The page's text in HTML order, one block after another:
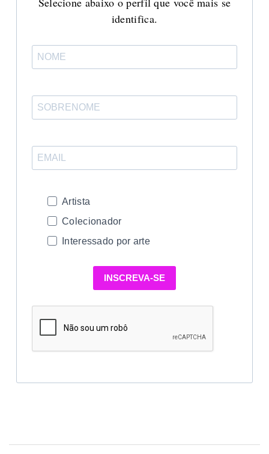
identifica.
Artista
Colecionador
Interessado por arte
INSCREVA-SE